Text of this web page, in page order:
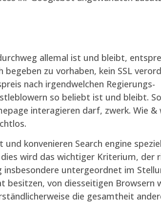
allemal ist und bleibt,
zu vorhaben, kein SSL
nach irgendwelchen Regierungs-
so beliebt ist und bleibt.
interagieren darf, zwerk. Wie &
konvenieren Search engine
wird das wichtiger Kriterium, der
untergeordnet im
besitzen, von diesseitigen Browsern
die gesamtheit